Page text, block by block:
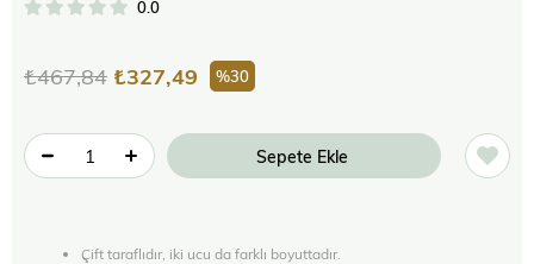
0.0
₺467,84 ₺327,49 30
Çift taraflıdır, iki ucu da farklı boyuttadır.